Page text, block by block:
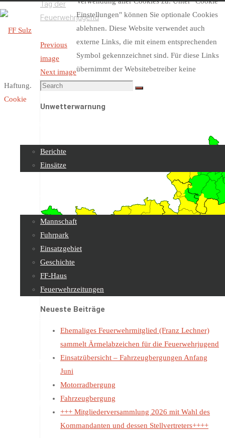
Berichte
Einsätze
Mannschaft
Fuhrpark
Einsatzgebiet
Geschichte
FF-Haus
Feuerwehrzeitungen
Sachgebiete
Tag der
Feuerwehrjugend
Previous
image
Next image
Search
Search
Unwetterwarnung
Neueste Beiträge
Ehemaliges Feuerwehrmitglied (Franz Lechner)
sammelt Ärmelabzeichen für die Feuerwehrjugend
Einsatzübersicht – Fahrzeugbergungen Anfang
Juni
Motorradbergung
Fahrzeugbergung
+++ Mitgliederversammlung 2026 mit Wahl des
Kommandanten und dessen Stellvertreters++++
Einstellungen" können Sie optionale Cookies
ablehnen. Diese Website verwendet auch
externe Links, die mit einem entsprechenden
Symbol gekennzeichnet sind. Für diese Links
übernimmt der Websitebetreiber keine
Haftung.
Cookie